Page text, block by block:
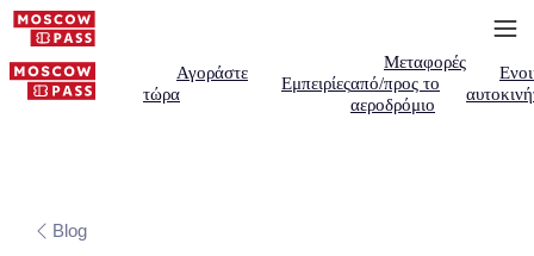
Αγοράστε
τώρα
Εμπειρίες
Μεταφορές
από/προς το
αεροδρόμιο
Blog